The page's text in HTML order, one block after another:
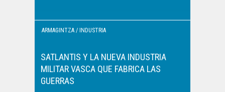
ARMAGINTZA / INDUSTRIA
SATLANTIS Y LA NUEVA INDUSTRIA
MILITAR VASCA QUE FABRICA LAS
GUERRAS